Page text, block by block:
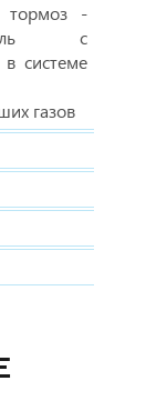
тормоз -
с
в системе
газов